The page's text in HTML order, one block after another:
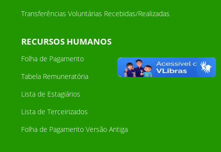
Transferências Voluntárias Recebidas/Realizadas
RECURSOS HUMANOS
Folha de Pagamento
Tabela Remuneratória
Lista de Estagiários
Lista de Terceirizados
Folha de Pagamento Versão Antiga